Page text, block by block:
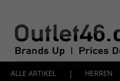
ALLE ARTIKEL | HERREN